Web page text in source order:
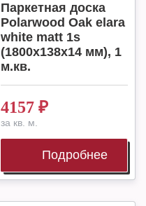
Паркетная доска
Polarwood Oak elara
white matt 1s
(1800x138x14 мм), 1
м.кв.
4157 ₽
за кв. м.
Подробнее